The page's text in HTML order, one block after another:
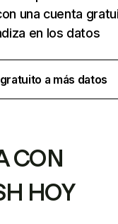
una cuenta
en los datos
a más datos
CON
HOY